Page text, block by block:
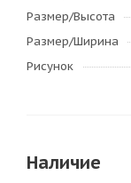
Размер/Высота
Размер/Ширина
Рисунок
Наличие